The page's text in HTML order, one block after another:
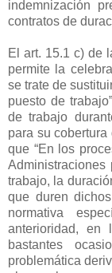
indemnización
contratos de
El art. 15.1 c) de
permite la
se trate de
puesto de
de trabajo
para su
que “En los
trabajo, la
que duren
normativa
anterioridad,
bastantes
problemática